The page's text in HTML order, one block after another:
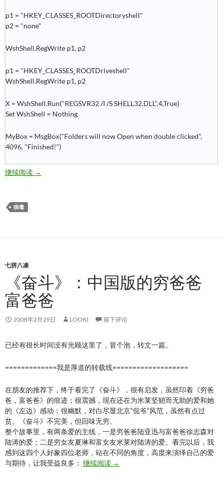
p1 = "HKEY_CLASSES_ROOTDirectoryshell"
p2 = "none"
WshShell.RegWrite p1, p2
p1 = "HKEY_CLASSES_ROOTDriveshell"
WshShell.RegWrite p1, p2
X = WshShell.Run("REGSVR32 /I /S SHELL32.DLL",4,True)
Set WshShell = Nothing
MyBox = MsgBox("Folders will now Open when double clicked",
4096, "Finished!")
继续阅读磁盘双击或右键出现打开方式终极解决方法
→
病毒
七拼八凑
《奋斗》：中国版的穷爸爸
富爸爸
2008年2月29日 LOOKI 留下评论
已经有很长时间没有光顾这里了，冒个泡，转文一篇。
=============我是厚道的转载线===================
在朋友的推荐下，终于看完了《奋斗》，很有启发，虽然印着《穷爸
爸，富爸爸》的痕迹；很震撼，现在还在为米莱坚韧而无助的爱和她
的《左边》感动；很幽默，对白尽显北京“侃爷”风范，虽然有点过
贫。《奋斗》不完美，但回味无穷。
整个故事里，有两条爱的主线，一是穷爸爸陆亚迅与富爸爸徐志森对
陆涛的爱；二是穷女友夏琳和富女友米莱对陆涛的爱。看完以后，我
感到这四个人好象四位老师，站在不同的角度，高度来演绎自己的爱
与期待，让我受益良多： 继续阅读《奋斗》：中国版的穷爸爸富爸爸
→